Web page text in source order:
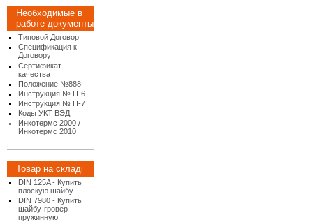
Необходимые в
работе документы
Типовой Договор
Спецификация к
Договору
Сертификат
качества
Положение №888
Инструкция № П-6
Инструкция № П-7
Коды УКТ ВЭД
Инкотермс 2000 /
Инкотермс 2010
Товар на складі
DIN 125A - Купить
плоскую шайбу
DIN 7980 - Купить
шайбу-гровер
пружинную